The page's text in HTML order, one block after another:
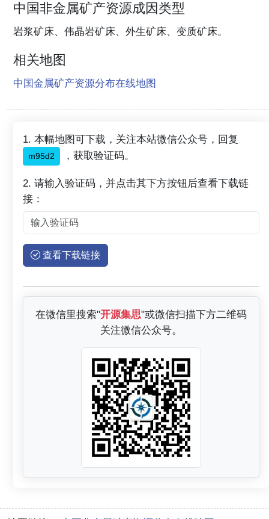
中国非金属矿产资源成因类型
岩浆矿床、伟晶岩矿床、外生矿床、变质矿床。
相关地图
中国金属矿产资源分布在线地图
1. 本幅地图可下载，关注本站微信公众号，回复
m95d2 ，获取验证码。
2. 请输入验证码，并点击其下方按钮后查看下载链
接：
查看下载链接
在微信里搜索"开源集思"或微信扫描下方二维码
关注微信公众号。